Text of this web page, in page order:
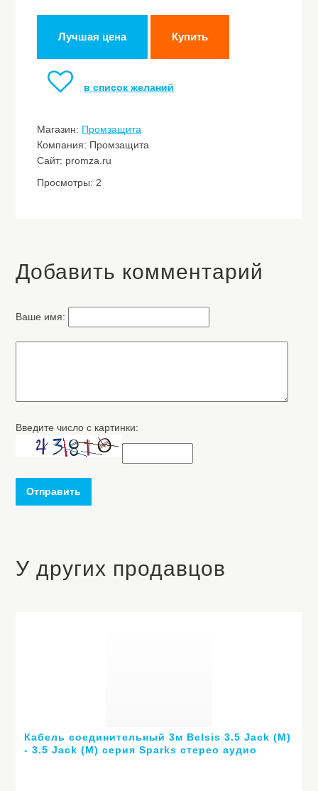
Лучшая цена Купить
в список желаний
Магазин: Промзащита
Компания: Промзащита
Сайт: promza.ru
Просмотры: 2
Добавить комментарий
Ваше имя:
Введите число с картинки:
Отправить
У других продавцов
Кабель соединительный 3м Belsis 3.5 Jack (M)
- 3.5 Jack (M) серия Sparks стерео аудио